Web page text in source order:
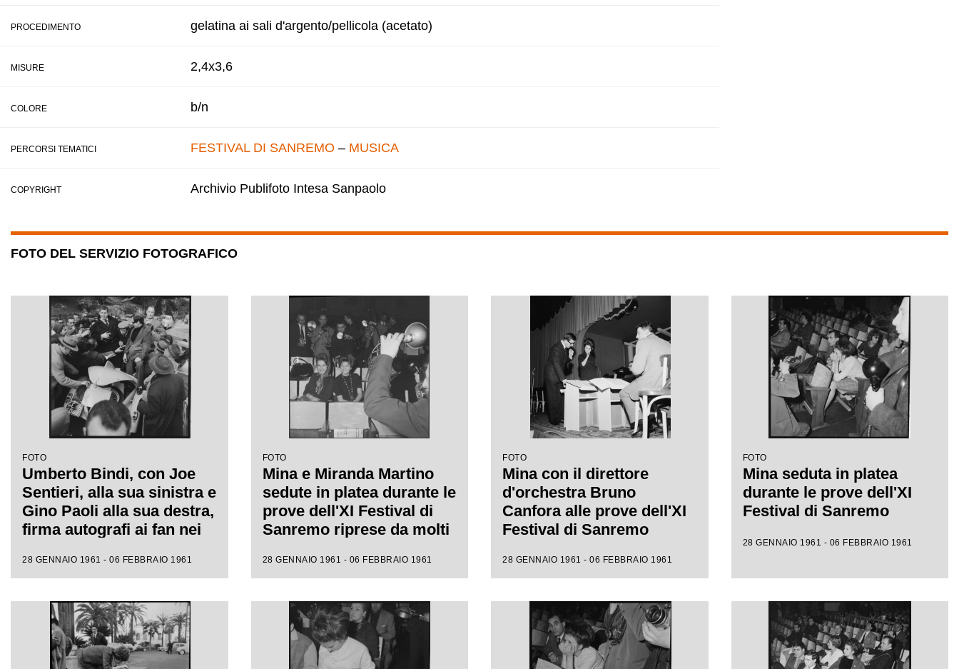
PROCEDIMENTO gelatina ai sali d'argento/pellicola (acetato)
MISURE 2,4x3,6
COLORE b/n
PERCORSI TEMATICI FESTIVAL DI SANREMO – MUSICA
COPYRIGHT Archivio Publifoto Intesa Sanpaolo
FOTO DEL SERVIZIO FOTOGRAFICO
FOTO
Umberto Bindi, con Joe
Sentieri, alla sua sinistra e
Gino Paoli alla sua destra,
firma autografi ai fan nei
Sanremo
28 GENNAIO 1961 - 06 FEBBRAIO 1961
FOTO
Mina e Miranda Martino
sedute in platea durante le
prove dell'XI Festival di
Sanremo riprese da molti
28 GENNAIO 1961 - 06 FEBBRAIO 1961
FOTO
Mina con il direttore
d'orchestra Bruno
Canfora alle prove dell'XI
Festival di Sanremo
28 GENNAIO 1961 - 06 FEBBRAIO 1961
FOTO
Mina seduta in platea
durante le prove dell'XI
Festival di Sanremo
28 GENNAIO 1961 - 06 FEBBRAIO 1961